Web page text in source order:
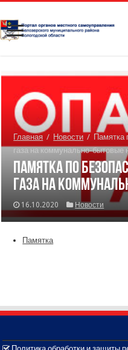
Главная / Новости / Памятка
газа на коммунально-бытовые
Памятка по
газа на
16.10.2020 Новости
Памятка